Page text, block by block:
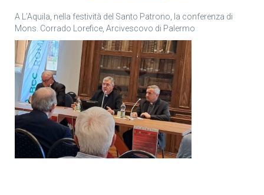
A L’Aquila, nella festività del Santo Patrono, la conferenza di
Mons. Corrado Lorefice, Arcivescovo di Palermo